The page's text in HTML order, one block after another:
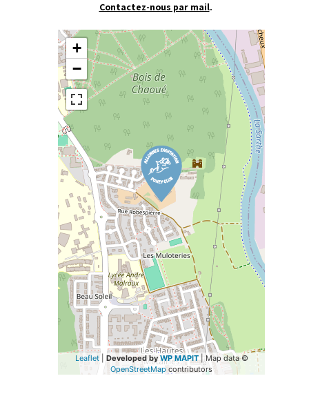
Contactez-nous par mail.
+
−
Leaflet| Developed byWP MAPIT| Map data ©
OpenStreetMap contributors